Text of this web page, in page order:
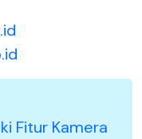
Fitur Kamera